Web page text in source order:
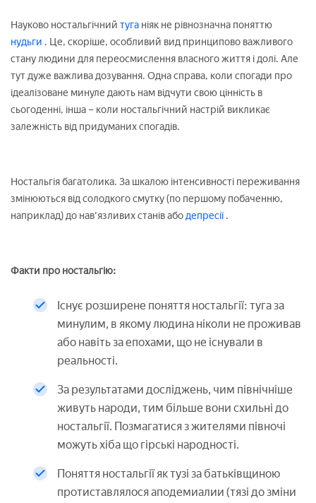
Науково ностальгічний туга ніяк не рівнозначна поняттю
нудьги . Це, скоріше, особливий вид принципово важливого
стану людини для переосмислення власного життя і долі. Але
тут дуже важлива дозування. Одна справа, коли спогади про
ідеалізоване минуле дають нам відчути свою цінність в
сьогоденні, інша – коли ностальгічний настрій викликає
залежність від придуманих спогадів.
Ностальгія багатолика. За шкалою інтенсивності переживання
змінюються від солодкого смутку (по першому побаченню,
наприклад) до нав'язливих станів абодепресії.
Факти про ностальгію:
Існує розширене поняття ностальгії: туга за
минулим, в якому людина ніколи не проживав
або навіть за епохами, що не існували в
реальності.
За результатами досліджень, чим північніше
живуть народи, тим більше вони схильні до
ностальгії. Позмагатися з жителями півночі
можуть хіба що гірські народності.
Поняття ностальгії як тузі за батьківщиною
протиставлялося аподемиалии (тязі до зміни